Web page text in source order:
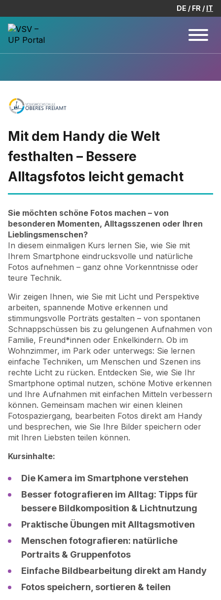
DE FR IT
Mit dem Handy die Welt
festhalten – Bessere
Alltagsfotos leicht gemacht
Sie möchten schöne Fotos machen – von
besonderen Momenten, Alltagsszenen oder Ihren
Lieblingsmenschen?
In diesem einmaligen Kurs lernen Sie, wie Sie mit
Ihrem Smartphone eindrucksvolle und natürliche
Fotos aufnehmen – ganz ohne Vorkenntnisse oder
teure Technik.
Wir zeigen Ihnen, wie Sie mit Licht und Perspektive
arbeiten, spannende Motive erkennen und
stimmungsvolle Porträts gestalten – von spontanen
Schnappschüssen bis zu gelungenen Aufnahmen von
Familie, Freund*innen oder Enkelkindern. Ob im
Wohnzimmer, im Park oder unterwegs: Sie lernen
einfache Techniken, um Menschen und Szenen ins
rechte Licht zu rücken. Entdecken Sie, wie Sie Ihr
Smartphone optimal nutzen, schöne Motive erkennen
und Ihre Aufnahmen mit einfachen Mitteln verbessern
können. Gemeinsam machen wir einen kleinen
Fotospaziergang, bearbeiten Fotos direkt am Handy
und besprechen, wie Sie Ihre Bilder speichern oder
mit Ihren Liebsten teilen können.
Kursinhalte:
Die Kamera im Smartphone verstehen
Besser fotografieren im Alltag: Tipps für
bessere Bildkomposition & Lichtnutzung
Praktische Übungen mit Alltagsmotiven
Menschen fotografieren: natürliche
Portraits & Gruppenfotos
Einfache Bildbearbeitung direkt am Handy
Fotos speichern, sortieren & teilen